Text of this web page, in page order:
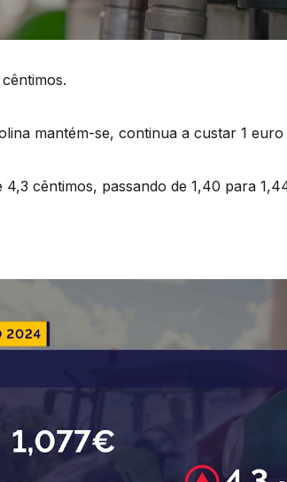
mantém-se, continua a custar 1 euro
cêntimos, passando de 1,40 para